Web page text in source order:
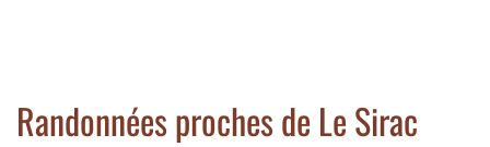
Randonnées proches de Le Sirac